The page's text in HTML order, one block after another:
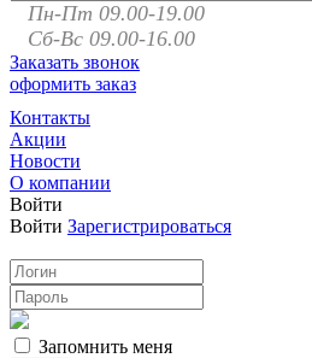
Пн-Пт 09.00-19.00
Сб-Вс 09.00-16.00
Заказать звонок
оформить заказ
Контакты
Акции
Новости
О компании
Войти
Войти Зарегистрироваться
Запомнить меня